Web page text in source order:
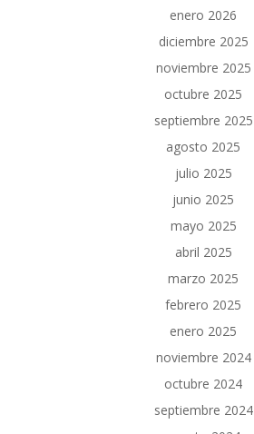
enero 2026
diciembre 2025
noviembre 2025
octubre 2025
septiembre 2025
agosto 2025
julio 2025
junio 2025
mayo 2025
abril 2025
marzo 2025
febrero 2025
enero 2025
noviembre 2024
octubre 2024
septiembre 2024